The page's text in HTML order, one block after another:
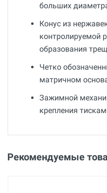
больших
Конус из
контролируемой
образования
Четко
матричном
Зажимной
крепления
12 месяцев
Оценка
Рекомендуемые